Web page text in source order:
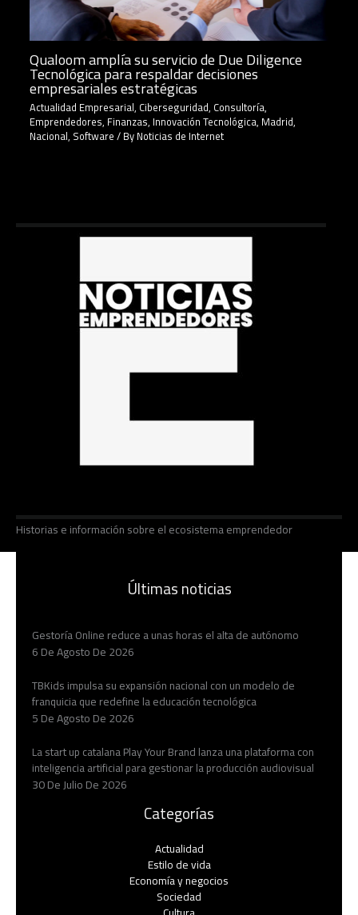
Qualoom amplía su servicio de Due Diligence
Tecnológica para respaldar decisiones
empresariales estratégicas
Actualidad Empresarial, Ciberseguridad, Consultoría,
Emprendedores, Finanzas, Innovación Tecnológica, Madrid,
Nacional, Software/ ByNoticias de Internet
Historias e información sobre el ecosistema emprendedor
Últimas noticias
Gestoría Online reduce a unas horas el alta de autónomo
6 De Agosto De 2026
TBKids impulsa su expansión nacional con un modelo de
franquicia que redefine la educación tecnológica
5 De Agosto De 2026
La start up catalana Play Your Brand lanza una plataforma con
inteligencia artificial para gestionar la producción audiovisual
30 De Julio De 2026
Categorías
Actualidad
Estilo de vida
Economía y negocios​
Sociedad